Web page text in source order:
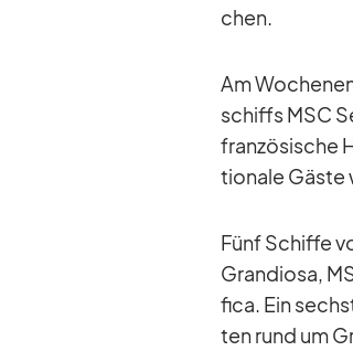
chen.
Am
schiffs MSC
fran­zö­si­sche
tio­nale Gäste
Fünf Schiffe
Gran­diosa,
fica. Ein
ten rund um